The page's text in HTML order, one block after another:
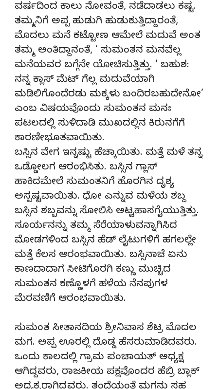
ವರ್ಷದಿಂದ ಕಾಲು ನೋವಂತೆ, ನಡೆದಾಡಲು ಕಷ್ಟ.
ತಮ್ಮನಿಗೆ ಅಪ್ಪ ಹುಡುಗಿ ಹುಡುಕುತ್ತಿದ್ದಾರಂತೆ,
ಮೊದಲು ಮನೆ ಕಟ್ಟೋಣ ಆಮೇಲೆ ಮದುವೆ ಅಂತ
ತಮ್ಮ ಅಂತಿದ್ದಾನಂತೆ, ‘ ಸುಮಂತನ ಮನವೆಲ್ಲ
ಮನೆಯವರ ಬಗ್ಗೆನೇ ಯೋಚಿಸುತ್ತಿತ್ತು. ‘ ಬಹುಶ:
ನನ್ನ ಕ್ಲಾಸ್ ಮೆಟ್ ಗೆಲ್ಲ ಮದುವೆಯಾಗಿ
ಮಡಿಲಿಗೊಂದೆರಡು ಮಕ್ಕಳು ಬಂದಿರಬಹುದೇನೋ’
ಎಂಬ ವಿಷಯವೊಂದು ಸುಮಂತನ ಮನಃ
ಪಟಲದಲ್ಲಿ ಸುಳಿದಾಡಿ ಮುಖದಲ್ಲಿನ ಕಿರುನಗೆಗೆ
ಕಾರಣೀಭೂತವಾಯಿತು.
ಬಸ್ಸಿನ ವೇಗ ಇನ್ನಷ್ಟು ಹೆಚ್ಕಾಯಿತು. ಮತ್ತೆ ಮಳೆ ತನ್ನ
ಒಡ್ಡೋಲಗ ಆರಂಭಿಸಿತು. ಬಸ್ಸಿನ ಗ್ಲಾಸ್
ಹಾಕಿದಮೇಲೆ ಸುಮಂತನಿಗೆ ಹೊರಗಿನ ದೃಶ್ಯ
ಅಸ್ಪಷ್ಟವಾಯಿತು. ಧೋ ಎನ್ನುವ ಮಳೆಯ ಶಬ್ದ
ಬಸ್ಸಿನ ಶಬ್ಬವನ್ನು ಸೋಲಿಸಿ ಅಟ್ಟಹಾಸಗೈಯುತ್ತಿತ್ತು.
ಸೂರ್ಯನನ್ನು ತಮ್ಮ ಸೆರೆಯಾಳುವನ್ನಾಗಿಸಿದ
ಮೋಡಗಳಿಂದ ಬಸ್ಸಿನ ಹೆಡ್ ಲೈಟುಗಳಿಗೆ ಹಗಲಲ್ಲೇ
ಮತ್ತೆ ಕೆಲಸ ಆರಂಭವಾಯಿತು. ಬಸ್ಸಿನಾಚೆ ಏನು
ಕಾಣದಾದಾಗ ಸೀಟಿಗೊರಗಿ ಕಣ್ಣು ಮುಚ್ಚಿದ
ಸುಮಂತನ ಕಣ್ಣೊಳಗೆ ಹಳೆಯ ನೆನಪುಗಳ
ಮೆರವಣಿಗೆ ಆರಂಭವಾಯಿತು.
ಸುಮಂತ ಸೀತಾನದಿಯ ಶ್ರೀನಿವಾಸ ಶೆಟ್ರ ಮೊದಲ
ಮಗ. ಅಪ್ಪ ಊರಲ್ಲಿ ದೊಡ್ಡ ಹೆಸರುಮಾಡಿದವರು.
ಒಂದು ಕಾಲದಲ್ಲಿ ಗ್ರಾಮ ಪಂಚಾಯತ್ ಅಧ್ಯಕ್ಷ
ಆಗಿದ್ದವರು, ರಾಜಕೀಯ ಪಕ್ಷವೊಂದರ ಹೆಬ್ರಿ ಬ್ಲಾಕ್